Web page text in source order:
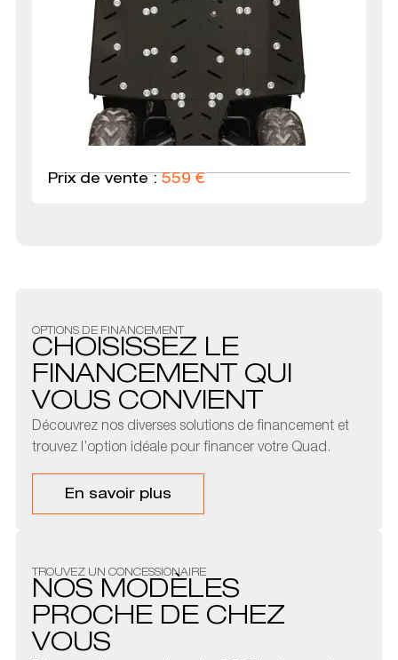
Prix de vente : 559 €
OPTIONS DE FINANCEMENT
CHOISISSEZ LE
FINANCEMENT QUI
VOUS CONVIENT
Découvrez nos diverses solutions de financement et
trouvez l’option idéale pour financer votre Quad.
En savoir plus
TROUVEZ UN CONCESSIONAIRE
NOS MODÈLES
PROCHE DE CHEZ
VOUS